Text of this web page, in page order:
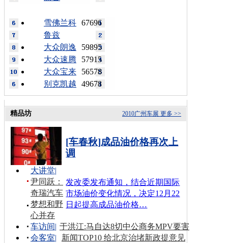
67696
雪佛兰科
鲁兹
59895
大众朗逸
57915
大众速腾
56578
大众宝来
49678
别克凯越
更多 >>
2010广州车展
精品坊
[车春秋]成品油价格再次上
调
发改委发布通知，结合近期国际
市场油价变化情况，决定12月22
日起提高成品油价格…
大讲堂|
尹同跃：
奇瑞汽车
梦想和野
心并存
车访间| 于洪江:马自达8切中公商务MPV要害
会客室|
新闻TOP10 给北京治堵新政提意见